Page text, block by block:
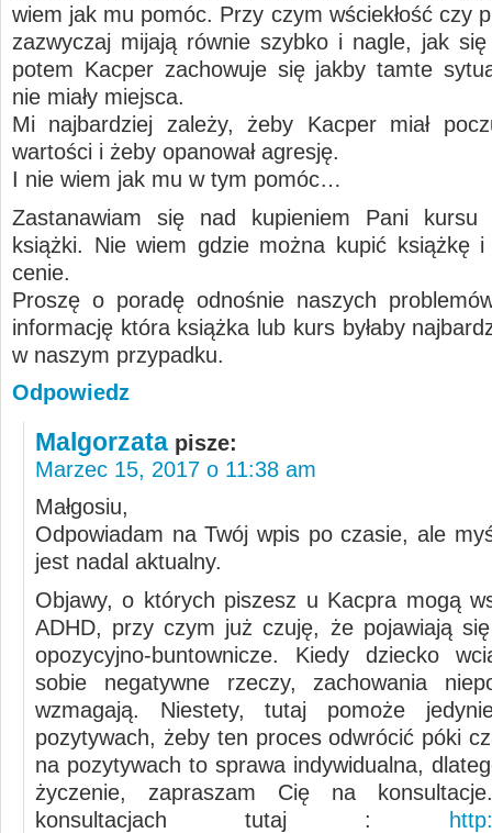
wiem jak mu pomóc. Przy czym wściekłość czy
zazwyczaj mijają równie szybko i nagle, jak
potem Kacper zachowuje się jakby tamte
nie miały miejsca.
Mi najbardziej zależy, żeby Kacper miał
wartości i żeby opanował agresję.
I nie wiem jak mu w tym pomóc…
Zastanawiam się nad kupieniem Pani kursu
książki. Nie wiem gdzie można kupić książkę
cenie.
Proszę o poradę odnośnie naszych
informację która książka lub kurs byłaby
w naszym przypadku.
Odpowiedz
Malgorzata pisze:
Marzec 15, 2017 o 11:38 am
Małgosiu,
Odpowiadam na Twój wpis po czasie, ale
jest nadal aktualny.
Objawy, o których piszesz u Kacpra mogą
ADHD, przy czym już czuję, że pojawiają
opozycyjno-buntownicze. Kiedy dziecko
sobie negatywne rzeczy, zachowania
wzmagają. Niestety, tutaj pomoże
pozytywach, żeby ten proces odwrócić póki
na pozytywach to sprawa indywidualna,
życzenie, zapraszam Cię na
konsultacjach tutaj :